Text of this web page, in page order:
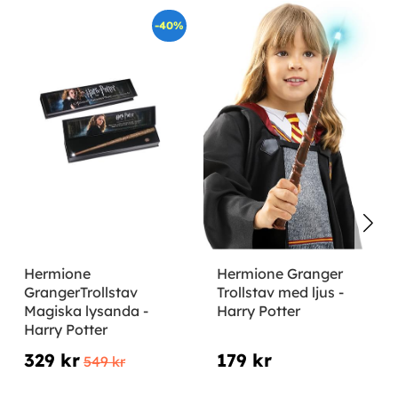
-40%
Hermione
GrangerTrollstav
Magiska lysanda -
Harry Potter
329 kr 549 kr
Hermione Granger
Trollstav med ljus -
Harry Potter
179 kr